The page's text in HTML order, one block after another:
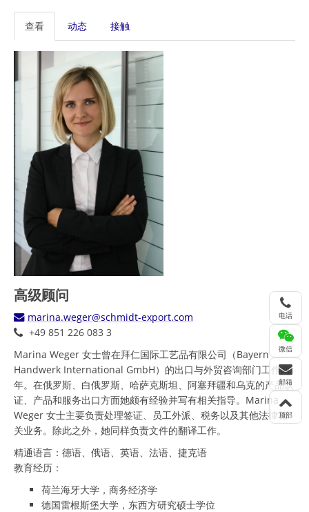
主
标
查看 动态 接触
高级顾问
marina.weger@schmidt-export.com
+49 851 226 083 3
Marina Weger 女士曾在拜仁国际工艺品有限公司（Bayern
Handwerk International GmbH）的出口与外贸咨询部门工作两
年。在俄罗斯、白俄罗斯、哈萨克斯坦、阿塞拜疆和乌克的产品认
证、产品和服务出口方面她颇有经验并写有相关指导。Marina
Weger 女士主要负责处理签证、员工外派、税务以及其他法律相
关业务。除此之外，她同样负责文件的翻译工作。
精通语言：德语、俄语、英语、法语、捷克语
教育经历：
荷兰海牙大学，商务经济学
德国雷根斯堡大学，东西方研究硕士学位
电话
微信
邮箱
顶部